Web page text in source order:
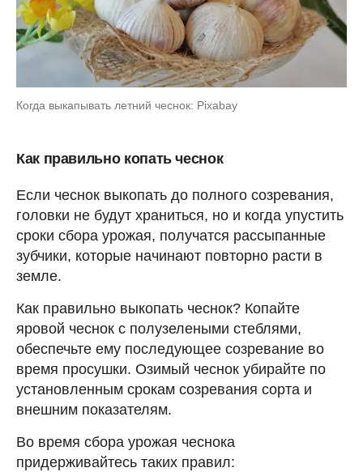
Когда выкапывать летний чеснок: Pixabay
Как правильно копать чеснок
Если чеснок выкопать до полного созревания,
головки не будут храниться, но и когда упустить
сроки сбора урожая, получатся рассыпанные
зубчики, которые начинают повторно расти в
земле.
Как правильно выкопать чеснок? Копайте
яровой чеснок с полузелеными стеблями,
обеспечьте ему последующее созревание во
время просушки. Озимый чеснок убирайте по
установленным срокам созревания сорта и
внешним показателям.
Во время сбора урожая чеснока
придерживайтесь таких правил: